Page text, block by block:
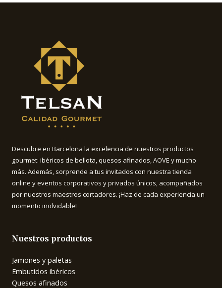
Descubre en Barcelona la excelencia de nuestros productos
gourmet: ibéricos de bellota, quesos afinados, AOVE y mucho
más. Además, sorprende a tus invitados con nuestra tienda
online y eventos corporativos y privados únicos, acompañados
por nuestros maestros cortadores. ¡Haz de cada experiencia un
momento inolvidable!
Nuestros productos
Jamones y paletas
Embutidos ibéricos
Quesos afinados